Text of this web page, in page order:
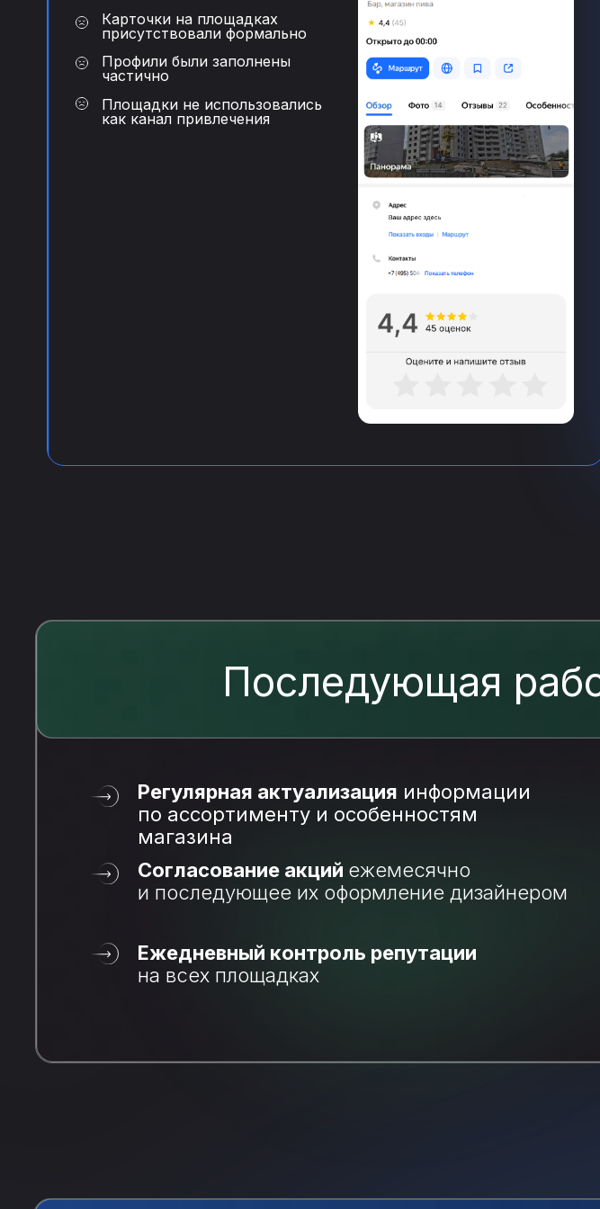
Площадки не использовались
как канал привлечения
Профили были заполнены
частично
Карточки на площадках
присутствовали формально
Регулярная актуализация информации
по ассортименту и особенностям
магазина
Согласование акций ежемесячно
и последующее их оформление дизайнером
Ежедневный контроль репутации
на всех площадках
Последующая